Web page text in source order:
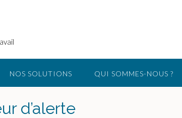
NOS SOLUTIONS QUI SOMMES-NOUS ?
d’alerte